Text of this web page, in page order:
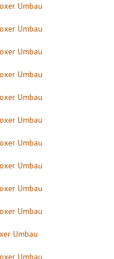
Umbau
Umbau
Umbau
Umbau
Umbau
Umbau
Umbau
Umbau
Umbau
Umbau
Umbau
Umbau